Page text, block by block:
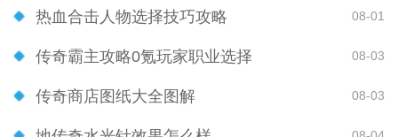
热血合击人物选择技巧攻略 08-01
传奇霸主攻略0氪玩家职业选择 08-03
传奇商店图纸大全图解 08-03